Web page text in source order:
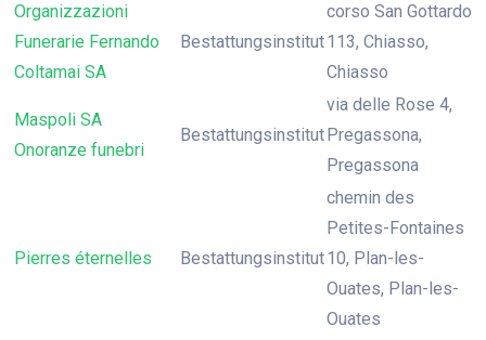
Organizzazioni
Funerarie Fernando
Coltamai SA
Bestattungsinstitut
corso San Gottardo
113, Chiasso,
Chiasso
Maspoli SA
Onoranze funebri
Bestattungsinstitut
via delle Rose 4,
Pregassona,
Pregassona
Pierres éternelles Bestattungsinstitut
chemin des
Petites-Fontaines
10, Plan-les-
Ouates, Plan-les-
Ouates